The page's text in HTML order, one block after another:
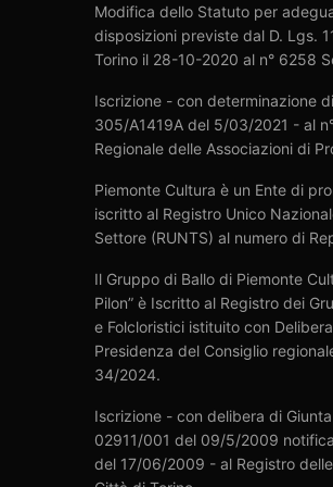
Modifica dello Statuto per
disposizioni previste dal D. Lgs.
Torino il 28-10-2020 al n° 6258
Iscrizione - con determinazione
305/A1419A del 5/03/2021 - al
Regionale delle Associazioni di
Piemonte Cultura è un Ente di
iscritto al Registro Unico
Settore (RUNTS) al numero di
Il Gruppo di Ballo di Piemonte
Pilon” è Iscritto al Registro dei
e Folcloristici istituito con
Presidenza del Consiglio
34/2024.
Iscrizione - con delibera di
02911/001 del 09/5/2009
del 17/06/2009 - al Registro